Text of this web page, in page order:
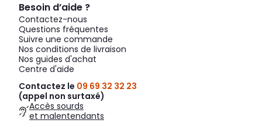
Besoin d’aide ?
Contactez-nous
Questions fréquentes
Suivre une commande
Nos conditions de livraison
Nos guides d'achat
Centre d'aide
Contactez le 09 69 32 32 23
(appel non surtaxé)
Accès sourds
et malentendants